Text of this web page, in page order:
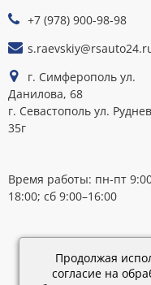
+7 (978) 900-98-98
г. Симферополь ул.
Данилова, 68
г. Севастополь ул.
35г
Время работы: пн-пт
18:00; сб 9:00–16:00
Продолжая
согласие на